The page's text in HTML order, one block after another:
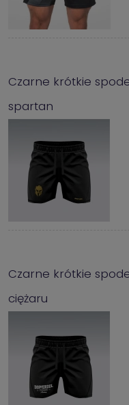
Czarne krótkie
spartan
Czarne krótkie
ciężaru